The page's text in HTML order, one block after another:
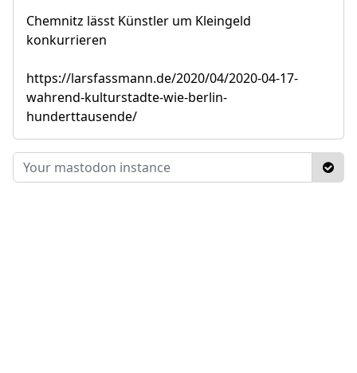
Chemnitz lässt Künstler um Kleingeld
konkurrieren
https://larsfassmann.de/2020/04/2020-04-17-
wahrend-kulturstadte-wie-berlin-
hunderttausende/